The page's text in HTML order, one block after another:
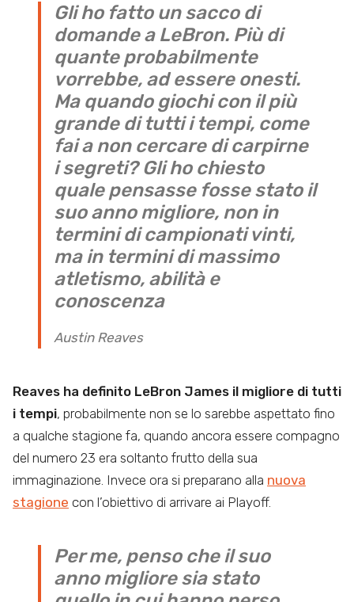
Gli ho fatto un sacco di
domande a LeBron. Più di
quante probabilmente
vorrebbe, ad essere onesti.
Ma quando giochi con il più
grande di tutti i tempi, come
fai a non cercare di carpirne
i segreti? Gli ho chiesto
quale pensasse fosse stato il
suo anno migliore, non in
termini di campionati vinti,
ma in termini di massimo
atletismo, abilità e
conoscenza
Austin Reaves
Reaves ha definito LeBron James il migliore di tutti
i tempi, probabilmente non se lo sarebbe aspettato fino
a qualche stagione fa, quando ancora essere compagno
del numero 23 era soltanto frutto della sua
immaginazione. Invece ora si preparano alla nuova
stagione con l’obiettivo di arrivare ai Playoff.
Per me, penso che il suo
anno migliore sia stato